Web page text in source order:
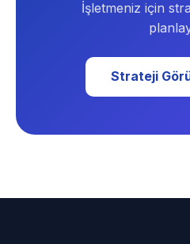
İşletmeniz için
Strateji